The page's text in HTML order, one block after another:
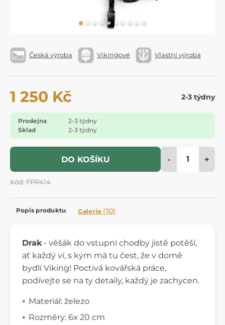
Česká výroba Vikingové Vlastní výroba
1 250 Kč 2-3 týdny
Prodejna
2-3 týdny
Sklad
2-3 týdny
DO KOŠÍKU - +
Kód: FPR414
Popis produktu Galerie (10)
Drak - věšák do vstupní chodby jistě potěší,
ať každý ví, s kým má tu čest, že v domě
bydlí Viking! Poctivá kovářská práce,
podívejte se na ty detaily, každý je zachycen.
Materiál: železo
Rozměry: 6x 20 cm